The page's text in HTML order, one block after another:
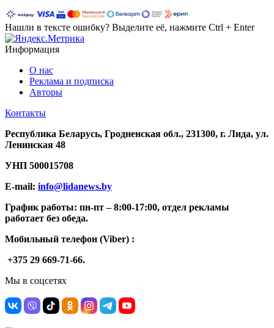
Нашли в тексте ошибку? Выделите её, нажмите Ctrl + Enter
Информация
О нас
Реклама и подписка
Авторы
Контакты
Республика Беларусь, Гродненская обл., 231300, г. Лида, ул.
Ленинская 48
УНП 500015708
E-mail: info@lidanews.by
График работы: пн-пт –8:00-17:00, отдел рекламы
работает без обеда.
Мобильный телефон (Viber) :
+375 29 669-71-66.
Мы в соцсетях